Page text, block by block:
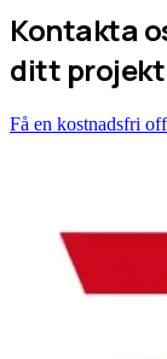
Kontakta
ditt
Få en kostnadsfri